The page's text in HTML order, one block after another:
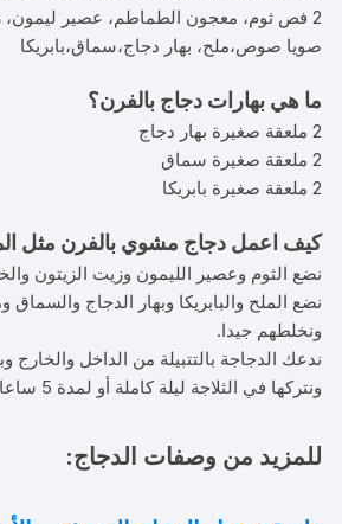
2 فص ثوم، معجون الطماطم، عصير
صويا صوص،ملح، بهار دجاج،سماق،بابريكا
ما هي بهارات دجاج بالفرن؟
2 ملعقة صغيرة بهار دجاج
2 ملعقة صغيرة سماق
2 ملعقة صغيرة بابريكا
كيف اعمل دجاج مشوي بالفرن مثل
نضع الثوم وعصير الليمون وزيت الزيتون
نضع الملح والبابريكا وبهار الدجاج
ونخلطهم جيدا.
ندعك الدجاجة بالتتبيلة من الداخل والخارج
ونتركها في الثلاجة ليلة كاملة أو لمدة 5 ساعات على الاقل.
للمزيد من وصفات الدجاج: